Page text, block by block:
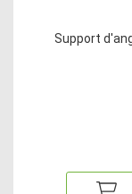
Support